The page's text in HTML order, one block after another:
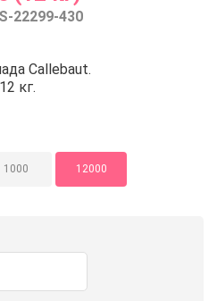
22299-430
Blossoms
Callebaut.
кг.
1000 12000